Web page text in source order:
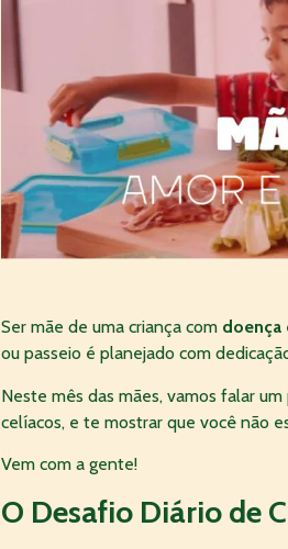
Ser mãe de uma criança com doença
ou passeio é planejado com
Neste mês das mães, vamos falar
celíacos, e te mostrar que você não
Vem com a gente!
O Desafio Diário de